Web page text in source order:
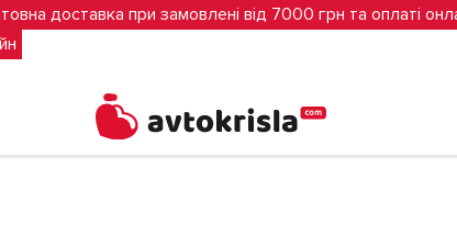
доставка при замовлені від 7000 грн та оплаті